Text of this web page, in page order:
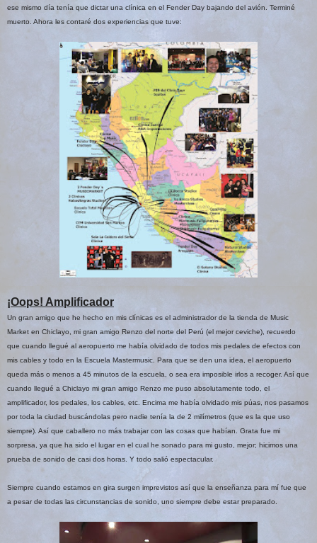
ese mismo día tenía que dictar una clínica en el Fender Day bajando del avión. Terminé
muerto. Ahora les contaré dos experiencias que tuve:
¡Oops! Amplificador
Un gran amigo que he hecho en mis clínicas es el administrador de la tienda de Music
Market en Chiclayo, mi gran amigo Renzo del norte del Perú (el mejor ceviche), recuerdo
que cuando llegué al aeropuerto me había olvidado de todos mis pedales de efectos con
mis cables y todo en la Escuela Mastermusic. Para que se den una idea, el aeropuerto
queda más o menos a 45 minutos de la escuela, o sea era imposible irlos a recoger. Así que
cuando llegué a Chiclayo mi gran amigo Renzo me puso absolutamente todo, el
amplificador, los pedales, los cables, etc. Encima me había olvidado mis púas, nos pasamos
por toda la ciudad buscándolas pero nadie tenía la de 2 milímetros (que es la que uso
siempre). Así que caballero no más trabajar con las cosas que habían. Grata fue mi
sorpresa, ya que ha sido el lugar en el cual he sonado para mi gusto, mejor; hicimos una
prueba de sonido de casi dos horas. Y todo salió espectacular.
Siempre cuando estamos en gira surgen imprevistos así que la enseñanza para mí fue que
a pesar de todas las circunstancias de sonido, uno siempre debe estar preparado.